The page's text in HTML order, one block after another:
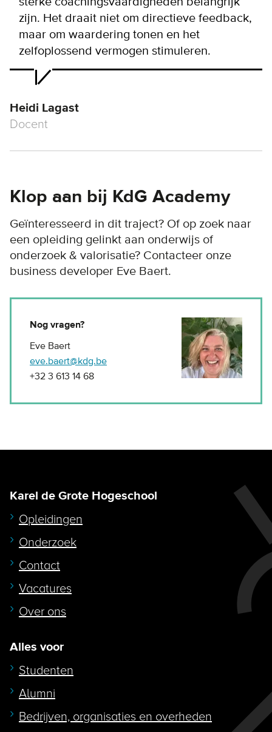
zijn. Het draait niet om directieve feedback,
maar om waardering tonen en het
zelfoplossend vermogen stimuleren.
Heidi Lagast
Docent
Klop aan bij KdG Academy
Geïnteresseerd in dit traject? Of op zoek naar
een opleiding gelinkt aan onderwijs of
onderzoek & valorisatie? Contacteer onze
business developer Eve Baert.
Nog vragen?
Eve Baert
eve.baert@kdg.be
+32 3 613 14 68
Karel de Grote Hogeschool
Opleidingen
Onderzoek
Contact
Vacatures
Over ons
Alles voor
Studenten
Alumni
Bedrijven, organisaties en overheden